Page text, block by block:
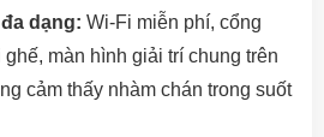
dạng: Wi-Fi miễn phí, cổng
màn hình giải trí chung trên
cảm thấy nhàm chán trong suốt